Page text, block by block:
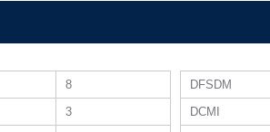
8
3
DFSDM
DCMI